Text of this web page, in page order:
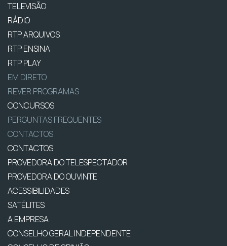
TELEVISÃO
RÁDIO
RTP ARQUIVOS
RTP ENSINA
RTP PLAY
EM DIRETO
REVER PROGRAMAS
CONCURSOS
PERGUNTAS FREQUENTES
CONTACTOS
CONTACTOS
PROVEDORA DO TELESPECTADOR
PROVEDORA DO OUVINTE
ACESSIBILIDADES
SATÉLITES
A EMPRESA
CONSELHO GERAL INDEPENDENTE